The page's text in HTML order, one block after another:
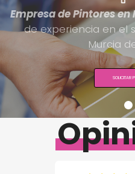
Empresa de Pintores en
de experiencia en el
Murcia
SOLICITAR